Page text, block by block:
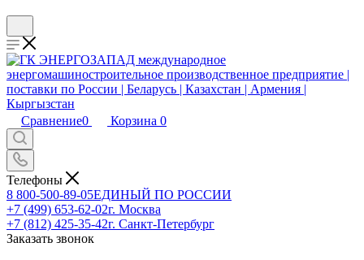
Сравнение0 Корзина 0
Телефоны
8 800-500-89-05ЕДИНЫЙ ПО РОССИИ
+7 (499) 653-62-02г. Москва
+7 (812) 425-35-42г. Санкт-Петербург
Заказать звонок